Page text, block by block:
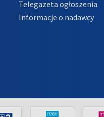
Telegazeta ogłoszenia
Informacje o nadawcy